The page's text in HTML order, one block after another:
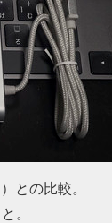
との比較。
。